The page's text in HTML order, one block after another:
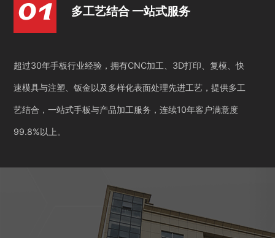
多工艺结合 一站式服务
超过30年手板行业经验，拥有CNC加工、3D打印、复模、快
速模具与注塑、钣金以及多样化表面处理先进工艺，提供多工
艺结合，一站式手板与产品加工服务，连续10年客户满意度
99.8%以上。